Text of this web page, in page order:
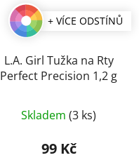
+ VÍCE ODSTÍNŮ
L.A. Girl Tužka na Rty
Perfect Precision 1,2 g
hodnocení
produktu
Skladem (3 ks)
99 Kč